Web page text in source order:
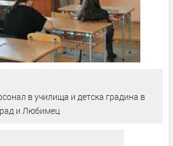
в училища и детска градина в
и Любимец